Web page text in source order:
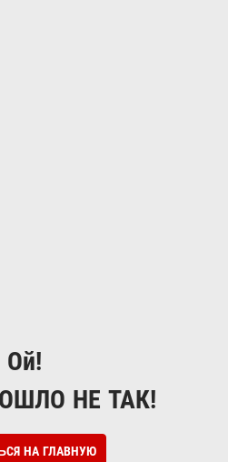
Ой!
НЕ ТАК!
НА ГЛАВНУЮ